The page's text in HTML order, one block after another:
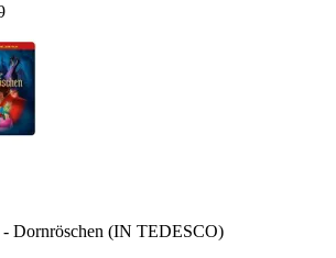
Dornröschen (IN TEDESCO)